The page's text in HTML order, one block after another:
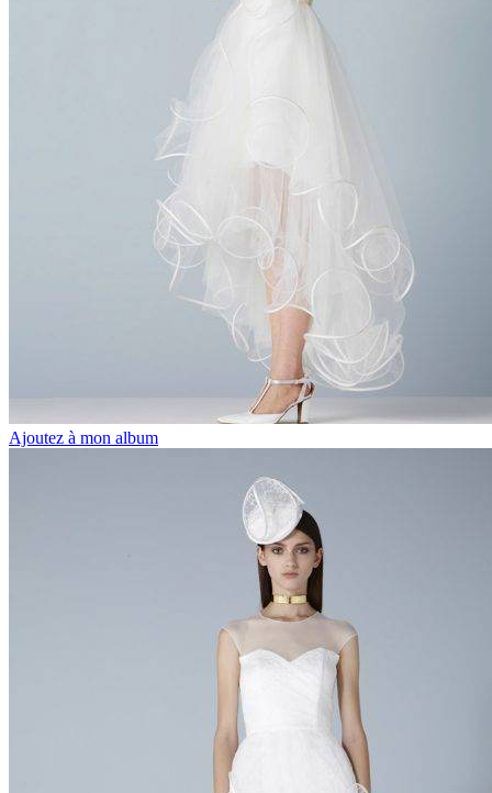
Ajoutez à mon album